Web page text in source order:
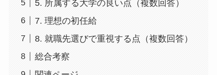
5. 所属する大学の良い点（複数回答）
7. 理想の初任給
8. 就職先選びで重視する点（複数回答）
総合考察